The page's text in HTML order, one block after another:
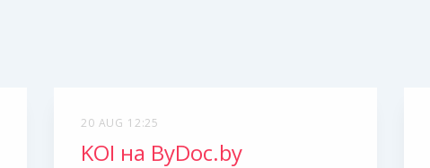
20 AUG 12:25
KOI на ByDoc.by